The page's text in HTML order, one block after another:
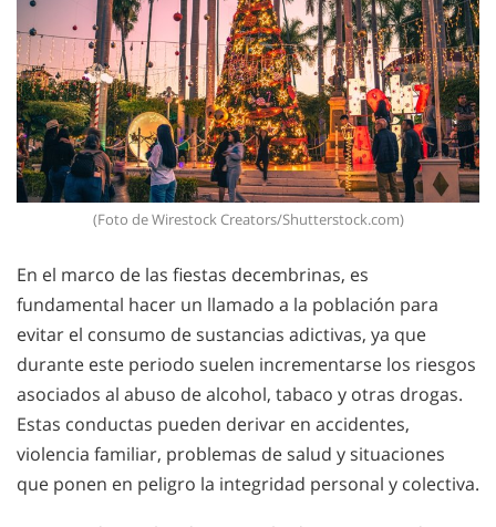
(Foto de Wirestock Creators/Shutterstock.com)
En el marco de las fiestas decembrinas, es
fundamental hacer un llamado a la población para
evitar el consumo de sustancias adictivas, ya que
durante este periodo suelen incrementarse los riesgos
asociados al abuso de alcohol, tabaco y otras drogas.
Estas conductas pueden derivar en accidentes,
violencia familiar, problemas de salud y situaciones
que ponen en peligro la integridad personal y colectiva.